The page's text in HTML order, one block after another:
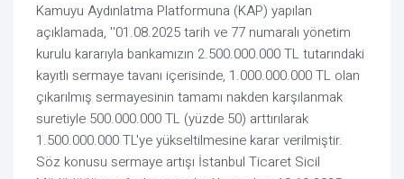
Kamuyu Aydınlatma Platformuna (KAP) yapılan
açıklamada, ''01.08.2025 tarih ve 77 numaralı yönetim
kurulu kararıyla bankamızın 2.500.000.000 TL tutarındaki
kayıtlı sermaye tavanı içerisinde, 1.000.000.000 TL olan
çıkarılmış sermayesinin tamamı nakden karşılanmak
suretiyle 500.000.000 TL (yüzde 50) arttırılarak
1.500.000.000 TL'ye yükseltilmesine karar verilmiştir.
Söz konusu sermaye artışı İstanbul Ticaret Sicil